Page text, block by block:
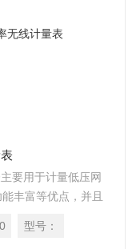
要用于计量低压网
丰富等优点，并且
而方便用户在不同
型号：